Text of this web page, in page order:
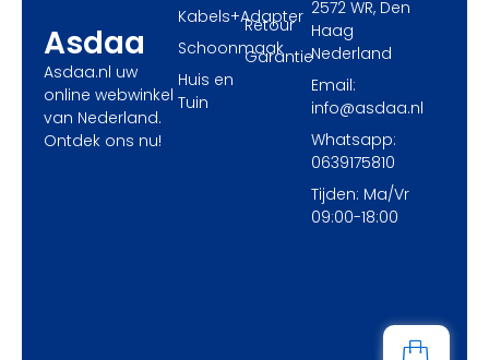
Asdaa
Asdaa.nl uw
online webwinkel
van Nederland.
Ontdek ons nu!
Retour
Garantie
Kabels+Adapter
Schoonmaak
Huis en
Tuin
2572 WR, Den
Haag
Nederland
Email:
info@asdaa.nl
Whatsapp:
0639175810
Tijden: Ma/Vr
09:00-18:00